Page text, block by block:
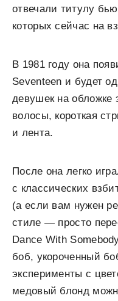
отвечали титулу
которых сейчас на
В 1981 году она
Seventeen и будет
девушек на обложке
волосы, короткая
и лента.
После она легко
с классических
(а если вам нужен
стиле — просто
Dance With
боб, укороченный
эксперименты с
медовый блонд